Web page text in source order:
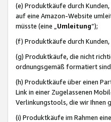
(e) Produktkäufe durch
auf eine Amazon-Website
müsste (eine „ Umleitung“);
(f) Produktkäufe durch
(g) Produktkäufe, die nicht
ordnungsgemäß formatiert
(h) Produktkäufe über einen
Link in einer Zugelassenen
Verlinkungstools, die wir Ihnen
(i) Produktkäufe im Rahmen